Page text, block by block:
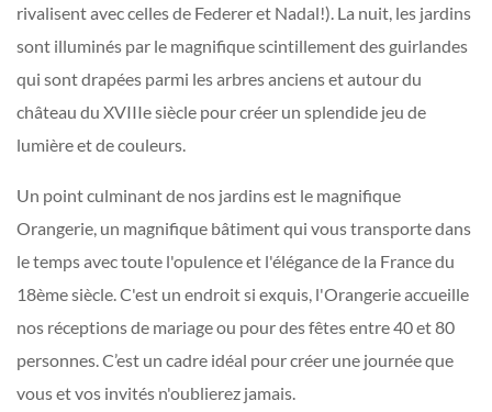
rivalisent avec celles de Federer et Nadal!). La nuit, les jardins
sont illuminés par le magnifique scintillement des guirlandes
qui sont drapées parmi les arbres anciens et autour du
château du XVIIIe siècle pour créer un splendide jeu de
lumière et de couleurs.
Un point culminant de nos jardins est le magnifique
Orangerie, un magnifique bâtiment qui vous transporte dans
le temps avec toute l'opulence et l'élégance de la France du
18ème siècle. C'est un endroit si exquis, l'Orangerie accueille
nos réceptions de mariage ou pour des fêtes entre 40 et 80
personnes. C’est un cadre idéal pour créer une journée que
vous et vos invités n'oublierez jamais.